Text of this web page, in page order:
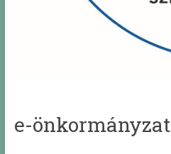
e-önkormányzat